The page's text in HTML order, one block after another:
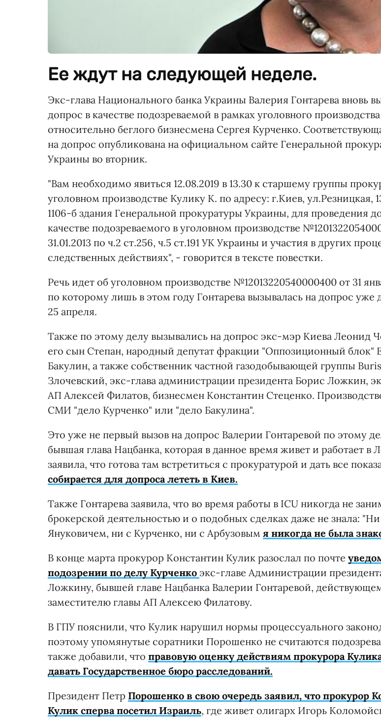
Ее ждут на следующей неделе.
Экс-глава Национального банка Украины Валерия Гонтарева вновь
допрос в качестве подозреваемой в рамках уголовного производства
относительно беглого бизнесмена Сергея Курченко.
на допрос опубликована на официальном сайте Генеральной
Украины во вторник.
"Вам необходимо явиться 12.08.2019 в 13.30 к старшему группы
уголовном производстве Кулику К. по адресу: г.Киев, ул.Резницкая,
1106-б здания Генеральной прокуратуры Украины, для проведения
качестве подозреваемого в уголовном производстве
31.01.2013 по ч.2 ст.256, ч.5 ст.191 УК Украины и участия в других
следственных действиях", - говорится в тексте повестки.
Речь идет об уголовном производстве №12013220540000400 от 31
по которому лишь в этом году Гонтарева вызывалась на допрос уже
25 апреля.
Также по этому делу вызывались на допрос экс-мэр Киева Леонид
его сын Степан, народный депутат фракции "Оппозиционный блок"
Бакулин, а также собственник частной газодобывающей группы
Злочевский, экс-глава администрации президента Борис Ложкин,
АП Алексей Филатов, бизнесмен Константин Стеценко.
СМИ "дело Курченко" или "дело Бакулина".
Это уже не первый вызов на допрос Валерии Гонтаревой по этому
бывшая глава Нацбанка, которая в данное время живет и работает в
заявила, что готова там встретиться с прокуратурой и дать все
собирается для допроса лететь в Киев.
Также Гонтарева заявила, что во время работы в ICU никогда не
брокерской деятельностью и о подобных сделках даже не знала:
Януковичем, ни с Курченко, ни с Арбузовым я никогда не была
В конце марта прокурор Константин Кулик разослал по почте
подозрении по делу Курченко экс-главе Администрации
Ложкину, бывшей главе Нацбанка Валерии Гонтаревой,
заместителю главы АП Алексею Филатову.
В ГПУ пояснили, что Кулик нарушил нормы процессуального
поэтому упомянутые соратники Порошенко не считаются
также добавили, что правовую оценку действиям прокурора
давать Государственное бюро расследований.
Президент Петр Порошенко в свою очередь заявил, что прокурор
Кулик сперва посетил Израиль, где живет олигарх Игорь